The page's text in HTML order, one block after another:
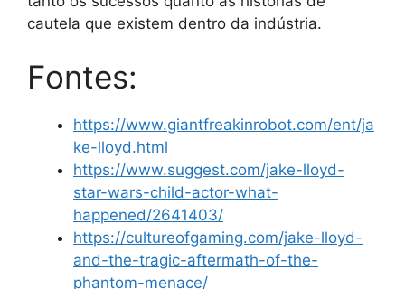
cautela que existem dentro da indústria.
Fontes:
https://www.giantfreakinrobot.com/ent/ja
ke-lloyd.html
https://www.suggest.com/jake-lloyd-
star-wars-child-actor-what-
happened/2641403/
https://cultureofgaming.com/jake-lloyd-
and-the-tragic-aftermath-of-the-
phantom-menace/